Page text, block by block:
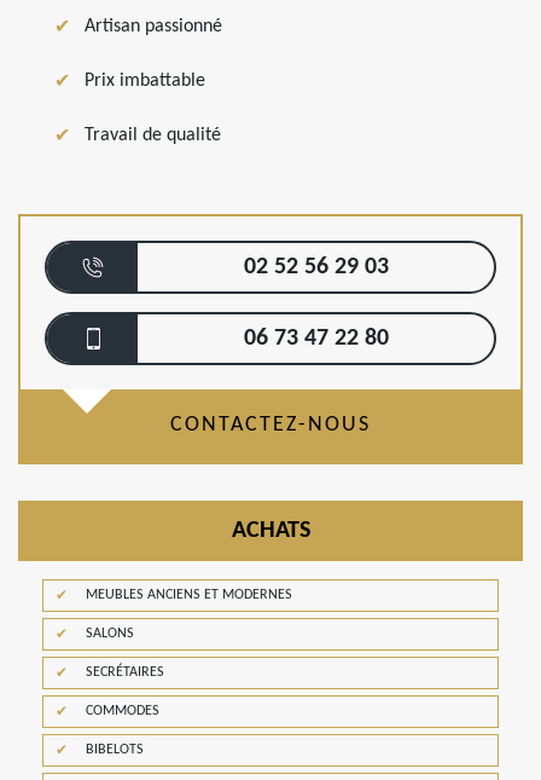
Artisan passionné
Prix imbattable
Travail de qualité
02 52 56 29 03
06 73 47 22 80
CONTACTEZ-NOUS
ACHATS
MEUBLES ANCIENS ET MODERNES
SALONS
SECRÉTAIRES
COMMODES
BIBELOTS